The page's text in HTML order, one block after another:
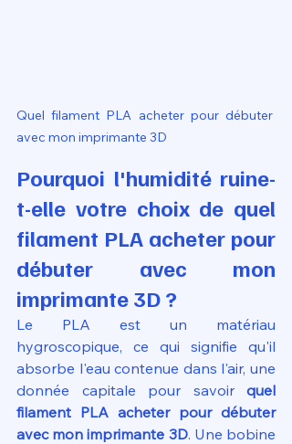
Quel filament PLA acheter pour débuter
avec mon imprimante 3D
Pourquoi l'humidité ruine-
t-elle votre choix de quel
filament PLA acheter pour
débuter avec mon
imprimante 3D ?
Le PLA est un matériau
hygroscopique, ce qui signifie qu'il
absorbe l'eau contenue dans l'air, une
donnée capitale pour savoir quel
filament PLA acheter pour débuter
avec mon imprimante 3D. Une bobine